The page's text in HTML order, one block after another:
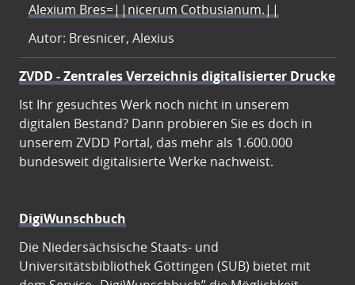
Alexium Bres=||nicerum Cotbusianum.||
Autor: Bresnicer, Alexius
ZVDD - Zentrales Verzeichnis digitalisierter Drucke
Ist Ihr gesuchtes Werk noch nicht in unserem
digitalen Bestand? Dann probieren Sie es doch in
unserem ZVDD Portal, das mehr als 1.600.000
bundesweit digitalisierte Werke nachweist.
DigiWunschbuch
Die Niedersächsische Staats- und
Universitätsbibliothek Göttingen (SUB) bietet mit